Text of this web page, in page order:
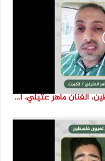
انتماء2021: موال لعيون فلسطين، الفنان ماهر عتيلي، الكويت